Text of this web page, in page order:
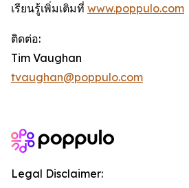
เรียนรู้เพิ่มเติมที่ www.poppulo.com
ติดต่อ:
Tim Vaughan
tvaughan@poppulo.com
Legal Disclaimer: